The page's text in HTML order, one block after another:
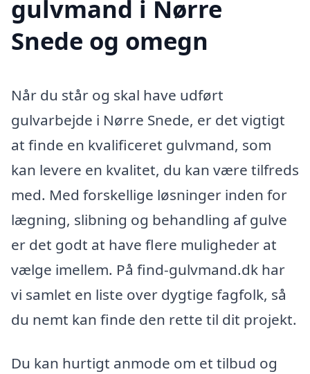
gulvmand i Nørre
Snede og omegn
Når du står og skal have udført
gulvarbejde i Nørre Snede, er det vigtigt
at finde en kvalificeret gulvmand, som
kan levere en kvalitet, du kan være tilfreds
med. Med forskellige løsninger inden for
lægning, slibning og behandling af gulve
er det godt at have flere muligheder at
vælge imellem. På find-gulvmand.dk har
vi samlet en liste over dygtige fagfolk, så
du nemt kan finde den rette til dit projekt.
Du kan hurtigt anmode om et tilbud og